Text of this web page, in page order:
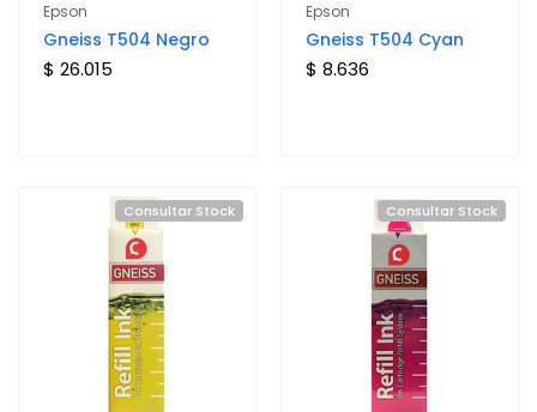
Epson
Gneiss T504 Negro
$ 26.015
Epson
Gneiss T504 Cyan
$ 8.636
Consultar Stock Consultar Stock